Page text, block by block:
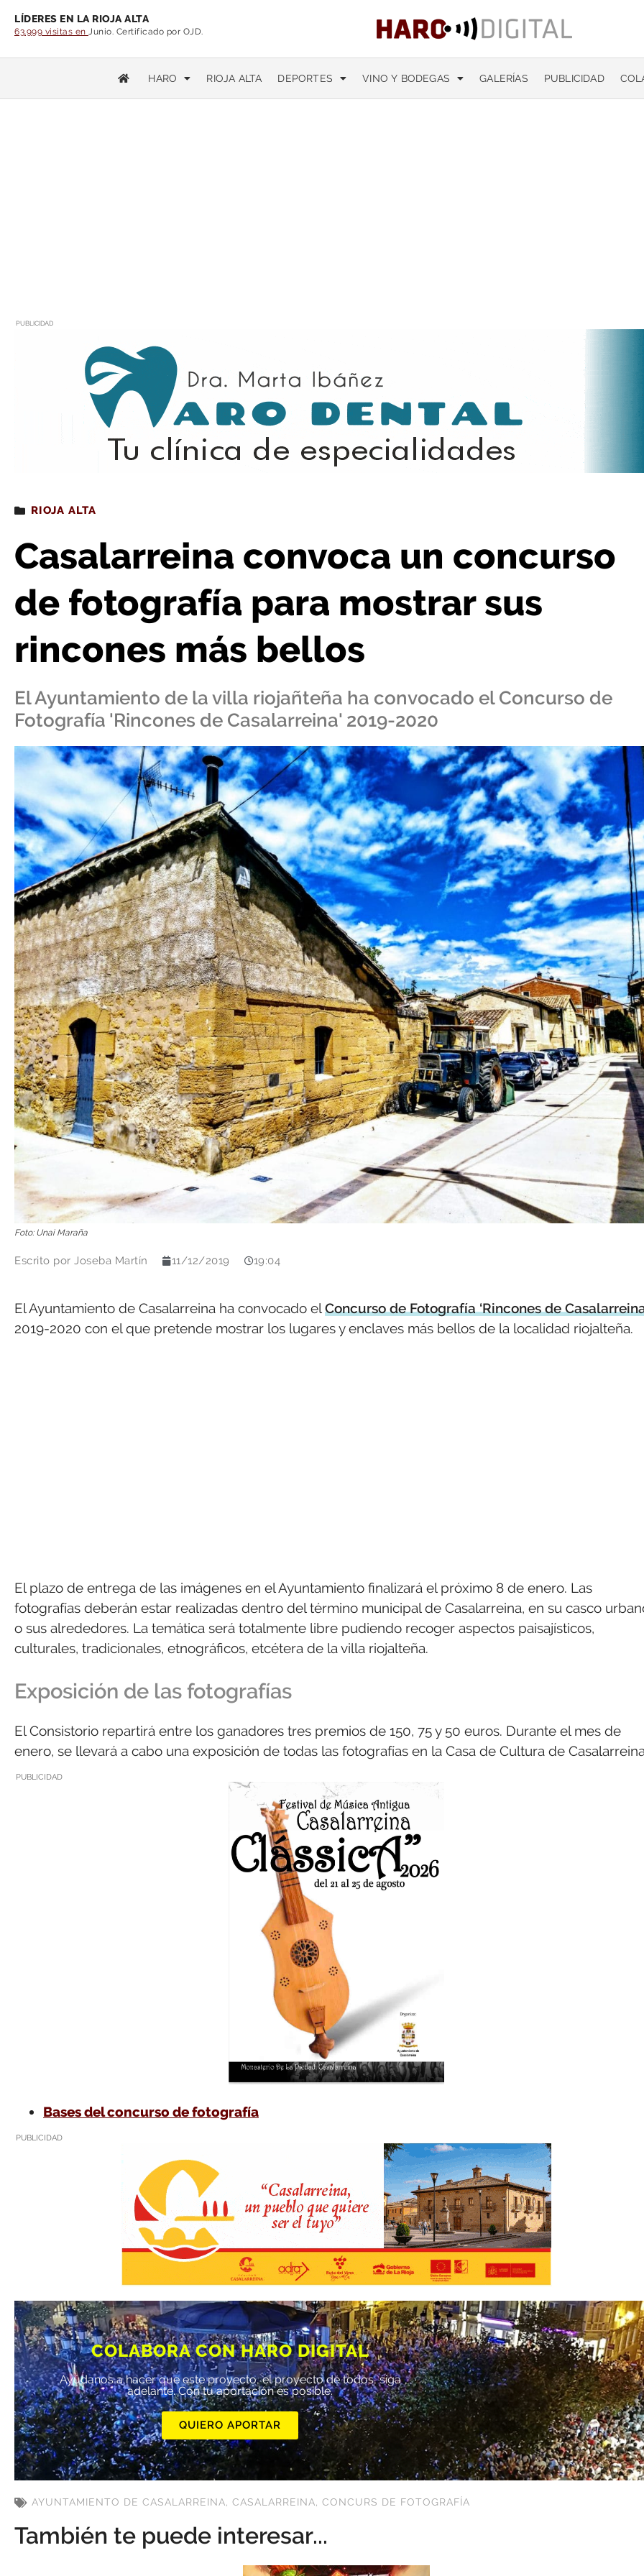
LÍDERES EN LA RIOJA ALTA
63.999 visitas en Junio. Certificado por OJD.
HARO RIOJA ALTA DEPORTES VINO Y BODEGAS GALERÍAS PUBLICIDAD
PUBLICIDAD
Estás leyendo : Casalarreina convoca un concurso de fotografía para mostrar sus rincones más bellos
RIOJA ALTA
Casalarreina convoca un concurso
de fotografía para mostrar sus
rincones más bellos
El Ayuntamiento de la villa riojañteña ha convocado el Concurso de
Fotografía 'Rincones de Casalarreina' 2019-2020
Foto: Unai Maraña
Escrito por Joseba Martín 11/12/2019 19:04
El Ayuntamiento de Casalarreina ha convocado elConcurso de Fotografía ‘Rincones de
2019-2020 con el que pretende mostrar los lugares y enclaves más bellos de la localidad riojalteña.
El plazo de entrega de las imágenes en el Ayuntamiento finalizará el próximo 8 de enero. Las
fotografías deberán estar realizadas dentro del término municipal de Casalarreina, en su casco
o sus alrededores. La temática será totalmente libre pudiendo recoger aspectos paisajísticos,
culturales, tradicionales, etnográficos, etcétera de la villa riojalteña.
Exposición de las fotografías
El Consistorio repartirá entre los ganadores tres premios de 150, 75 y 50 euros. Durante el mes de
enero, se llevará a cabo una exposición de todas las fotografías en la Casa de Cultura de
PUBLICIDAD
Bases del concurso de fotografía
PUBLICIDAD
COLABORA CON HARO DIGITAL
Ayúdanos a hacer que este proyecto, el proyecto de todos, siga
adelante. Con tu aportación es posible.
QUIERO APORTAR
AYUNTAMIENTO DE CASALARREINA, CASALARREINA, CONCURS DE FOTOGRAFÍA
También te puede interesar...